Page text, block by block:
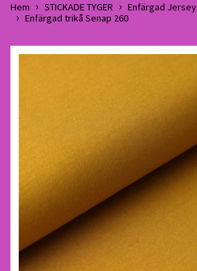
Hem STICKADE TYGER
Enfärgad Jersey
Enfärgad trikå Senap 260